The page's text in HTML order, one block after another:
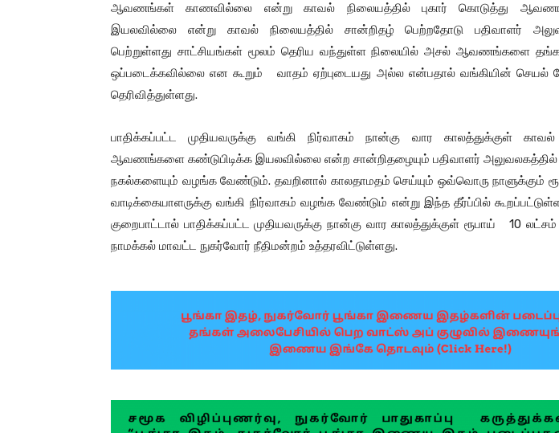
ஆவணங்கள் காணவில்லை என்று காவல் நிலையத்தில் புகார் கொடுத்து
இயலவில்லை என்று காவல் நிலையத்தில் சான்றிதழ் பெற்றதோடு பதிவாளர்
பெற்றுள்ளது சாட்சியங்கள் மூலம் தெரிய வந்துள்ள நிலையில் அசல் ஆவணங்களை
ஒப்படைக்கவில்லை என கூறும் வாதம் ஏற்புடையது அல்ல என்பதால் வங்கியின் செயல்
தெரிவித்துள்ளது.
பாதிக்கப்பட்ட முதியவருக்கு வங்கி நிர்வாகம் நான்கு வார காலத்துக்குள்
ஆவணங்களை கண்டுபிடிக்க இயலவில்லை என்ற சான்றிதழையும் பதிவாளர்
நகல்களையும் வழங்க வேண்டும். தவறினால் காலதாமதம் செய்யும் ஒவ்வொரு நாளுக்கும்
வாடிக்கையாளருக்கு வங்கி நிர்வாகம் வழங்க வேண்டும் என்று இந்த தீர்ப்பில்
குறைபாட்டால் பாதிக்கப்பட்ட முதியவருக்கு நான்கு வார காலத்துக்குள் ரூபாய் 10
நாமக்கல் மாவட்ட நுகர்வோர் நீதிமன்றம் உத்தரவிட்டுள்ளது.